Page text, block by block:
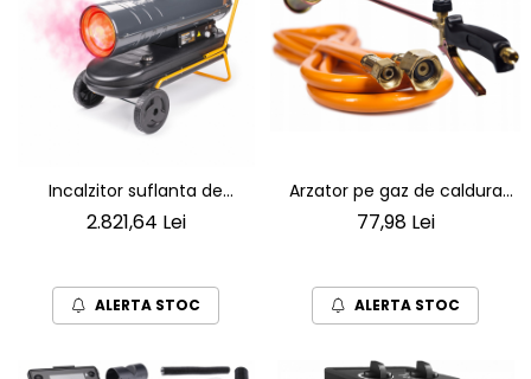
Incalzitor suflanta de
caldura pe motorina 40KW
2.821,64 Lei
ALERTA STOC
Arzator pe gaz de caldura
cu furtun de 1.5 metri
77,98 Lei
ALERTA STOC